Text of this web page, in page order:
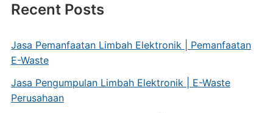
Recent Posts
Jasa Pemanfaatan Limbah Elektronik | Pemanfaatan
E-Waste
Jasa Pengumpulan Limbah Elektronik | E-Waste
Perusahaan